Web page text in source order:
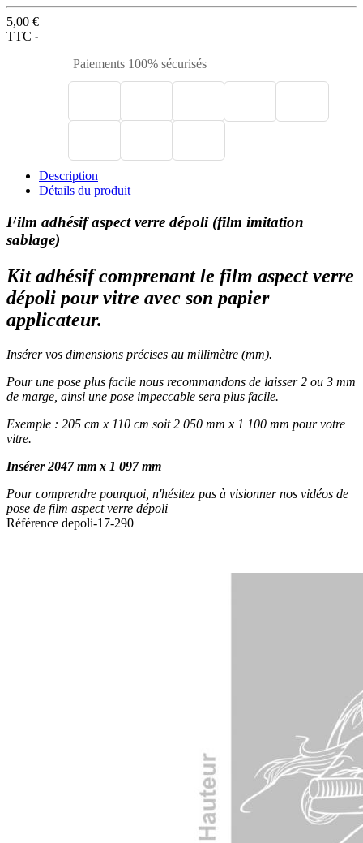
5,00 €
TTC
Paiements 100% sécurisés
Description
Détails du produit
Film adhésif aspect verre dépoli (film imitation
sablage)
Kit adhésif comprenant le film aspect verre
dépoli pour vitre avec son papier
applicateur.
Insérer vos dimensions précises au millimètre (mm).
Pour une pose plus facile nous recommandons de laisser 2 ou 3 mm
de marge, ainsi une pose impeccable sera plus facile.
Exemple : 205 cm x 110 cm soit 2 050 mm x 1 100 mm pour votre
vitre.
Insérer 2047 mm x 1 097 mm
Pour comprendre pourquoi, n'hésitez pas à visionner nos vidéos de
pose de film aspect verre dépoli
Référence depoli-17-290